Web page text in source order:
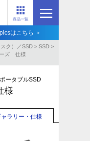
商品一覧
はこちら ＞
ク）／SSD > SSD >
ズ 仕様
ータブルSSD
様
ャラリー・仕様